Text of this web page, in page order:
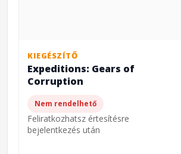
KIEGÉSZÍTŐ
Expeditions: Gears of
Corruption
Nem rendelhető
Feliratkozhatsz értesítésre
bejelentkezés után